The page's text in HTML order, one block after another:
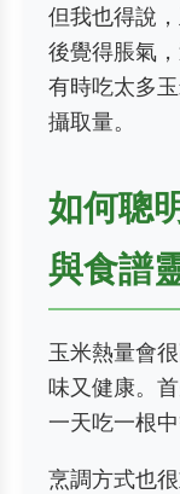
但我也得說
後覺得脹氣
有時吃太多
攝取量。
如何聰
與食譜
玉米熱量會
味又健康。
一天吃一根
烹調方式也